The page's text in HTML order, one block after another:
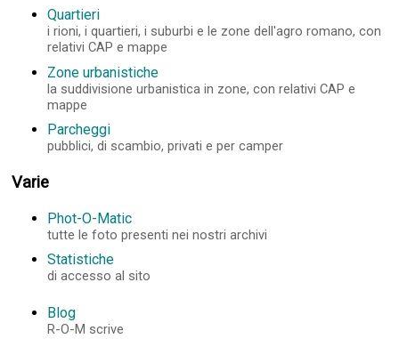
Quartieri
i rioni, i quartieri, i suburbi e le zone dell'agro romano, con
relativi CAP e mappe
Zone urbanistiche
la suddivisione urbanistica in zone, con relativi CAP e
mappe
Parcheggi
pubblici, di scambio, privati e per camper
Varie
Phot-O-Matic
tutte le foto presenti nei nostri archivi
Statistiche
di accesso al sito
Blog
R-O-M scrive